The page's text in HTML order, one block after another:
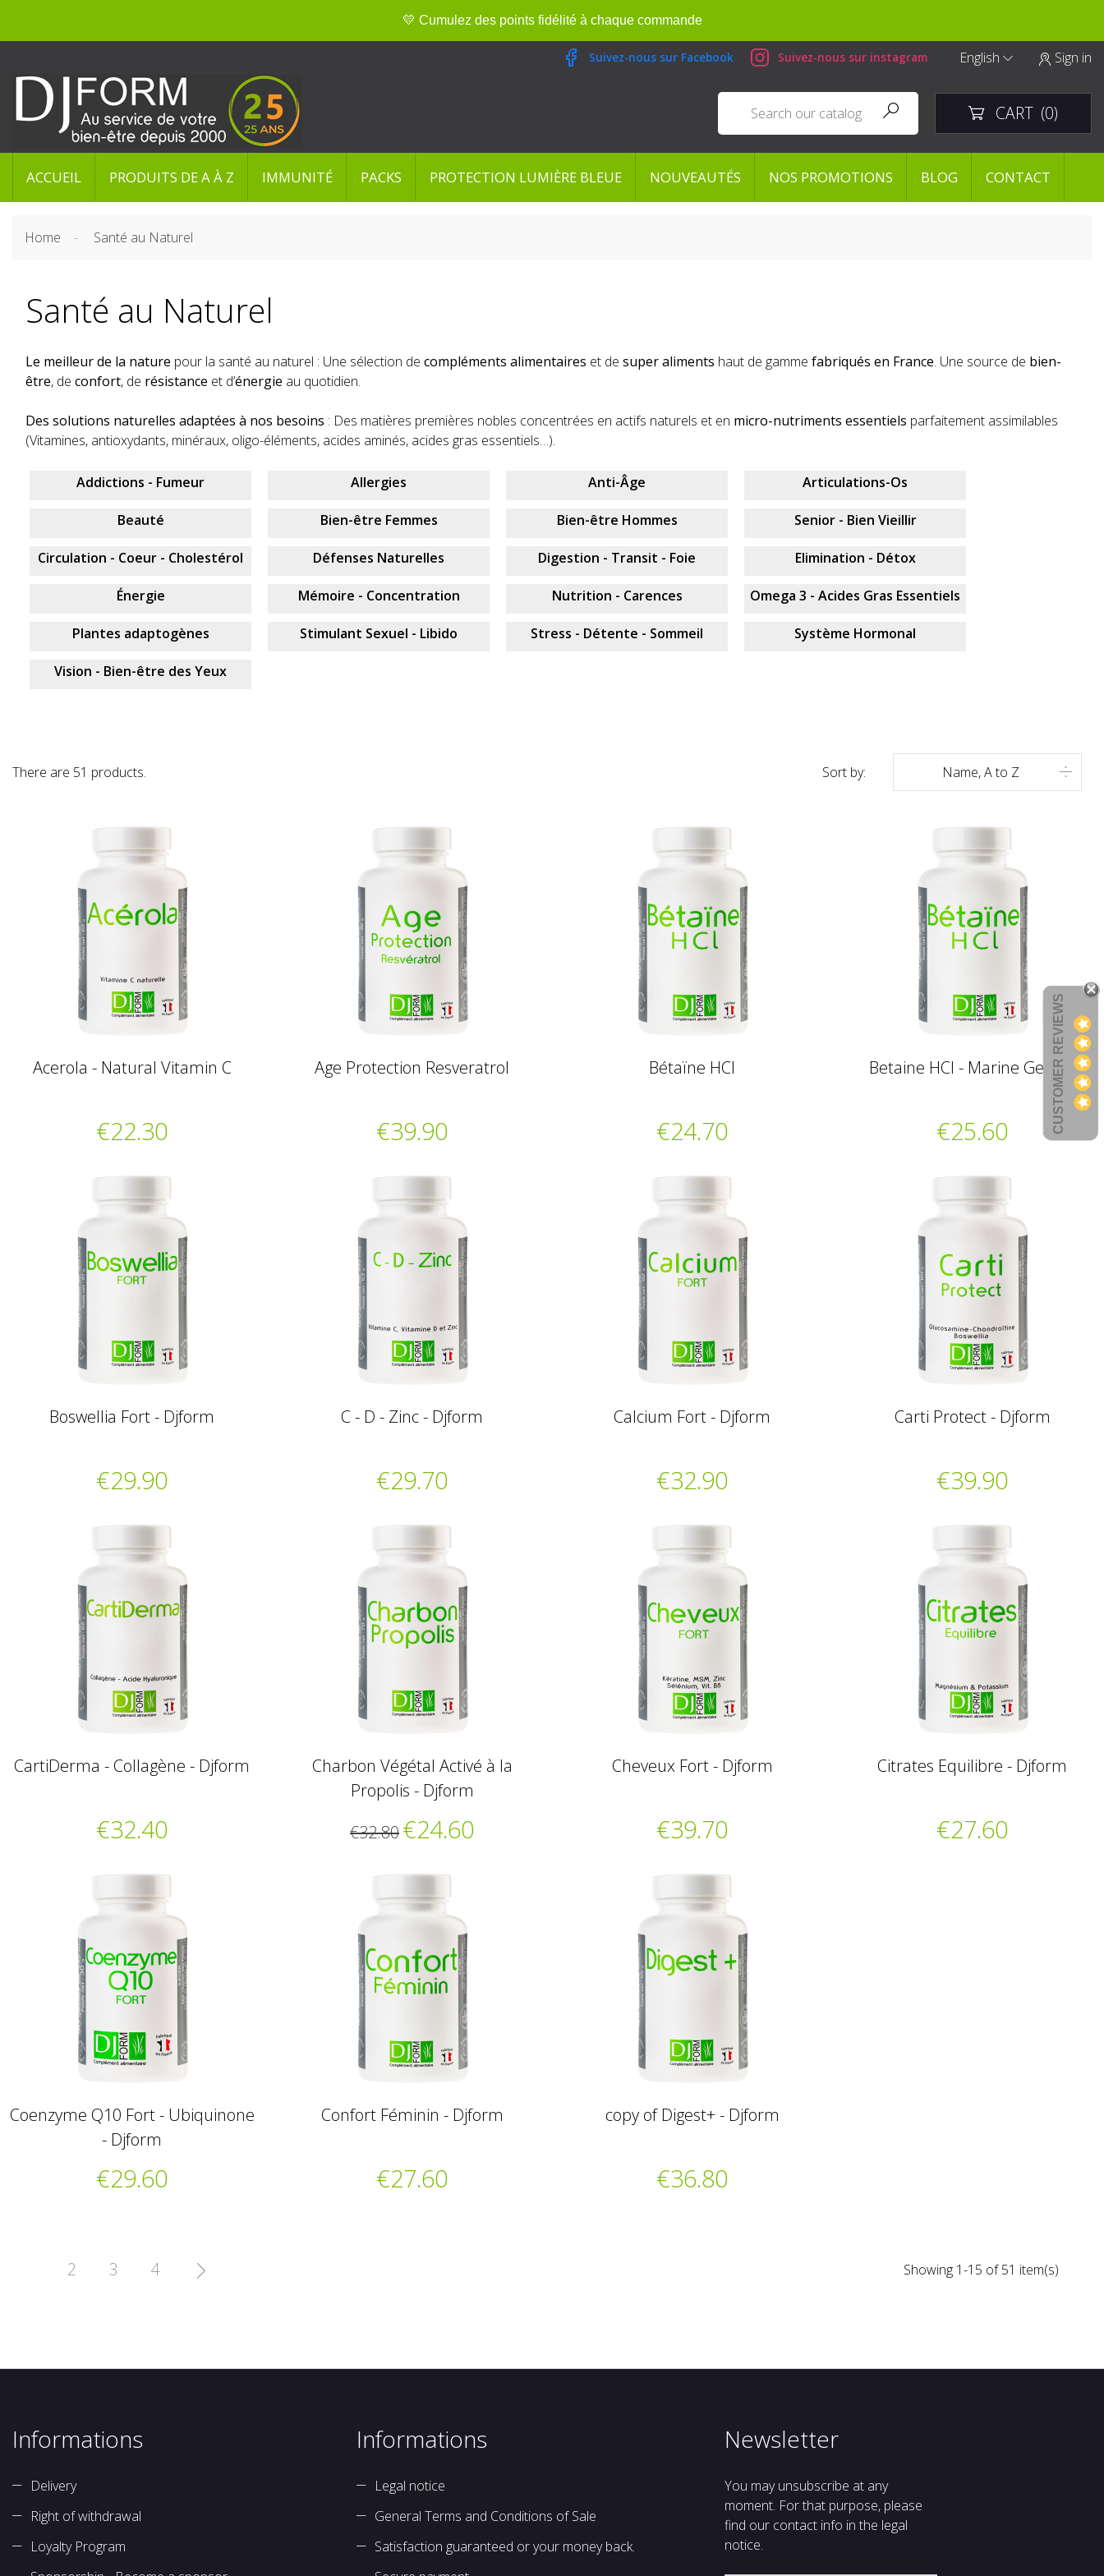
💛 Cumulez des points fidélité à chaque commande
Suivez-nous sur Facebook Suivez-nous sur instagram English  Sign in
  CART (0)
ACCUEIL PRODUITS DE A À Z IMMUNITÉ PACKS PROTECTION LUMIÈRE BLEUE NOUVEAUTÉS NOS PROMOTIONS BLOG CONTACT
Home Santé au Naturel
Santé au Naturel
Le meilleur de la nature pour la santé au naturel : Une sélection de compléments alimentaires et de super aliments haut de gamme fabriqués en France. Une source de bien-
être, de confort, de résistance et d’énergie au quotidien.
Des solutions naturelles adaptées à nos besoins : Des matières premières nobles concentrées en actifs naturels et en micro-nutriments essentiels parfaitement assimilables
(Vitamines, antioxydants, minéraux, oligo-éléments, acides aminés, acides gras essentiels…).
Addictions - Fumeur Allergies Anti-Âge Articulations-Os
Beauté Bien-être Femmes Bien-être Hommes Senior - Bien Vieillir
Circulation - Coeur - Cholestérol Défenses Naturelles Digestion - Transit - Foie Elimination - Détox
Énergie Mémoire - Concentration Nutrition - Carences Omega 3 - Acides Gras Essentiels
Plantes adaptogènes Stimulant Sexuel - Libido Stress - Détente - Sommeil Système Hormonal
Vision - Bien-être des Yeux
There are 51 products. Sort by: Name, A to Z 
Acerola - Natural Vitamin C
€22.30
Age Protection Resveratrol
€39.90
Bétaïne HCl
€24.70
Betaine HCl - Marine Gelatin
€25.60
Boswellia Fort - Djform
€29.90
C - D - Zinc - Djform
€29.70
Calcium Fort - Djform
€32.90
Carti Protect - Djform
€39.90
CartiDerma - Collagène - Djform
€32.40
Charbon Végétal Activé à la
Propolis - Djform
€32.80€24.60
Cheveux Fort - Djform
€39.70
Citrates Equilibre - Djform
€27.60
Coenzyme Q10 Fort - Ubiquinone
- Djform
€29.60
Confort Féminin - Djform
€27.60
copy of Digest+ - Djform
€36.80
Showing 1-15 of 51 item(s)
2 3 4 
Informations
Delivery
Right of withdrawal
Loyalty Program
Informations
Legal notice
General Terms and Conditions of Sale
Satisfaction guaranteed or your money back.
Newsletter
You may unsubscribe at any
moment. For that purpose, please
find our contact info in the legal
notice.
CUSTOMER REVIEWS